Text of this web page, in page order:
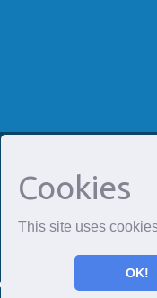
Cookies
This site uses
OK!
BY